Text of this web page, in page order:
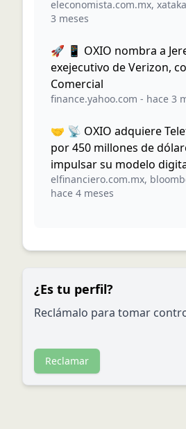
eleconomista.com.mx,
3 meses
🚀 📱 OXIO nombra a
exejecutivo de Verizon,
Comercial
finance.yahoo.com - hace 3
🤝 📡 OXIO adquiere
por 450 millones de
impulsar su modelo
elfinanciero.com.mx,
hace 4 meses
¿Es tu perfil?
Reclámalo para tomar
Reclamar